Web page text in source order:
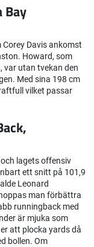
Bay
Davis ankomst
Howard, som
var utan tvekan den
Med sina 198 cm
vilket passar
lagets offensiv
ett snitt på 101,9
Leonard
man förbättra
runningback med
är mjuka som
att plocka yards då
bollen. Om